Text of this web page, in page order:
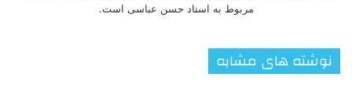
مربوط به استاد حسن عباسی است.
نوشته های مشابه